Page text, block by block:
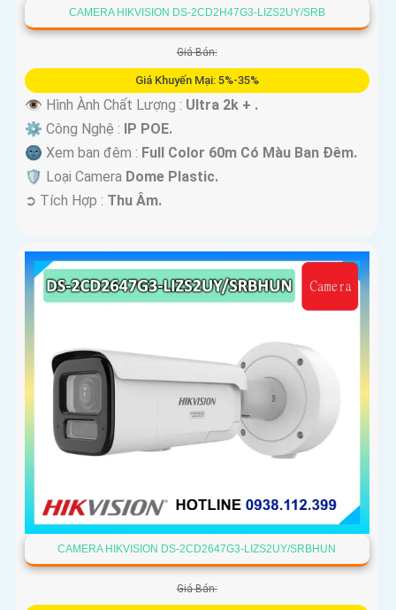
CAMERA HIKVISION DS-2CD2H47G3-LIZS2UY/SRB
Giá Bán:
Giá Khuyến Mại: 5%-35%
👁 Hình Ành Chất Lượng : Ultra 2k + .
⚙ Công Nghệ : IP POE.
🌚 Xem ban đêm : Full Color 60m Có Màu Ban Ðêm.
🛡 Loại Camera Dome Plastic.
️➲ Tích Hợp : Thu Âm.
CAMERA HIKVISION DS-2CD2647G3-LIZS2UY/SRBHUN
Giá Bán: